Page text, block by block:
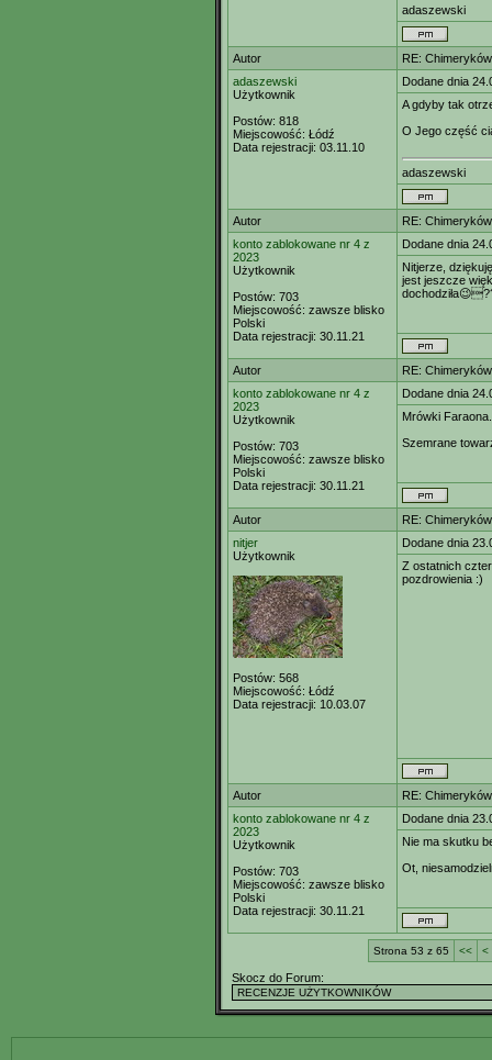
adaszewski
Autor
RE:
adaszewski
Użytkownik
Postów: 818
Miejscowość: Łódź
Data rejestracji: 03.11.10
Dodane dnia
A gdyby tak
O Jego część
adaszewski
Autor
RE:
konto zablokowane nr 4 z
2023
Użytkownik
Postów: 703
Miejscowość: zawsze blisko
Polski
Data rejestracji: 30.11.21
Dodane dnia
Nitjerze,
jest jeszcze
Autor
RE:
konto zablokowane nr 4 z
2023
Użytkownik
Postów: 703
Miejscowość: zawsze blisko
Polski
Data rejestracji: 30.11.21
Dodane dnia
Mrówki Faraona.
Szemrane
Autor
RE:
nitjer
Użytkownik
Postów: 568
Miejscowość: Łódź
Data rejestracji: 10.03.07
Dodane dnia
Z ostatnich
pozdrowienia :)
Autor
RE:
konto zablokowane nr 4 z
2023
Użytkownik
Postów: 703
Miejscowość: zawsze blisko
Polski
Data rejestracji: 30.11.21
Dodane dnia
Nie ma skutku
Ot,
Strona 53 z 65 << <
Skocz do Forum: